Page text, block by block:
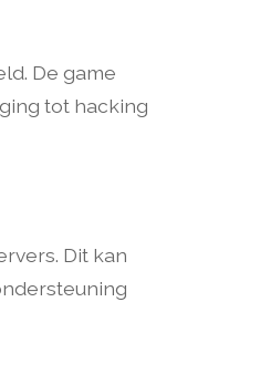
De game
tot hacking
Dit kan